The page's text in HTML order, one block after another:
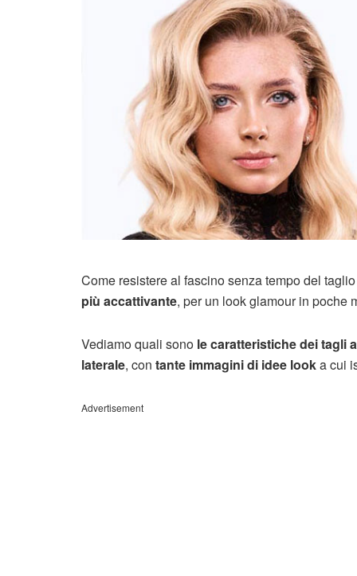
Come resistere al fascino senza tempo del
più accattivante, per un look glamour in poche
Vediamo quali sono le caratteristiche dei tagli
laterale, con tante immagini di idee looka cui
Advertisement